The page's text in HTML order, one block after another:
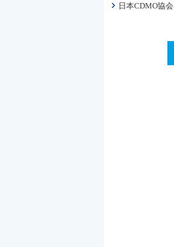
日本CDMO協